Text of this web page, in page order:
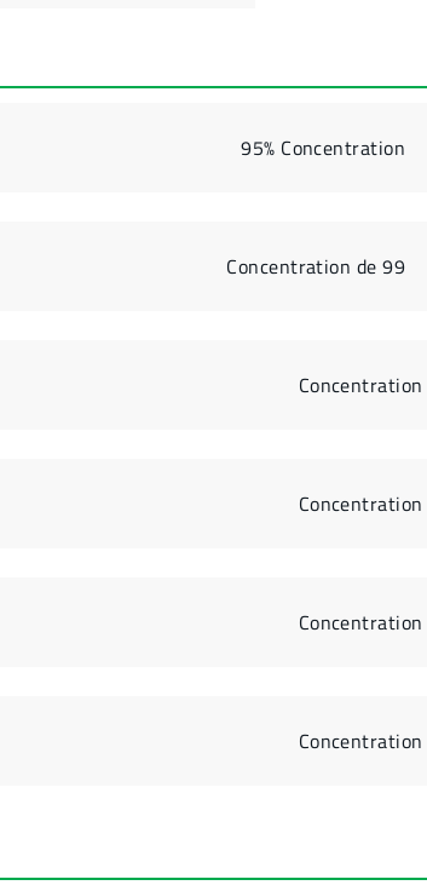
95% Concentration
Concentration de 99